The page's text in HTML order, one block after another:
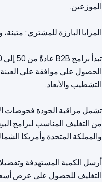
الحصول على موافقة على العينة
تشمل مراقبة الجودة فحوصات
من التغليف المناسب لبرامج
أرسل الكمية المستهدفة
التغليف للحصول على عرض